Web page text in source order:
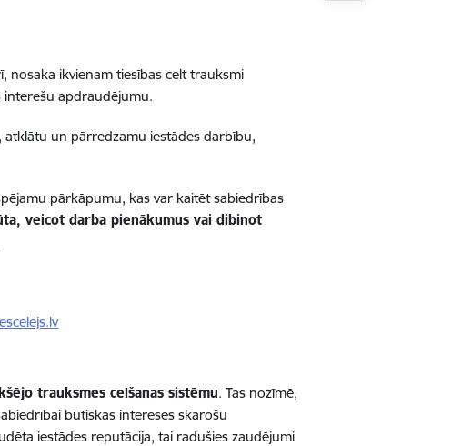
nosaka ikvienam tiesības celt trauksmi
apdraudējumu.
atklātu un pārredzamu iestādes darbību,
pārkāpumu, kas var kaitēt sabiedrības
veicot darba pienākumus vai dibinot
trauksmes celšanas sistēmu. Tas nozīmē,
būtiskas intereses skarošu
iestādes reputācija, tai radušies zaudējumi